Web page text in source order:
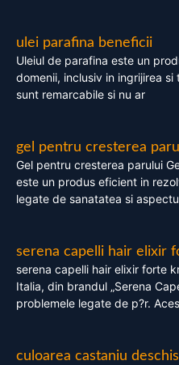
ulei parafina beneficii
Uleiul de parafina este un
domenii, inclusiv in ingrijirea
sunt remarcabile si nu ar
gel pentru cresterea
Gel pentru cresterea parului
este un produs eficient in
legate de sanatatea si
serena capelli hair elixir
serena capelli hair elixir forte
Italia, din brandul „Serena
problemele legate de p?r.
culoarea castaniu deschis